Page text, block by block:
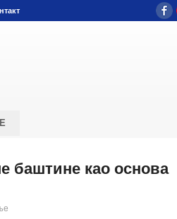
баштине као основа